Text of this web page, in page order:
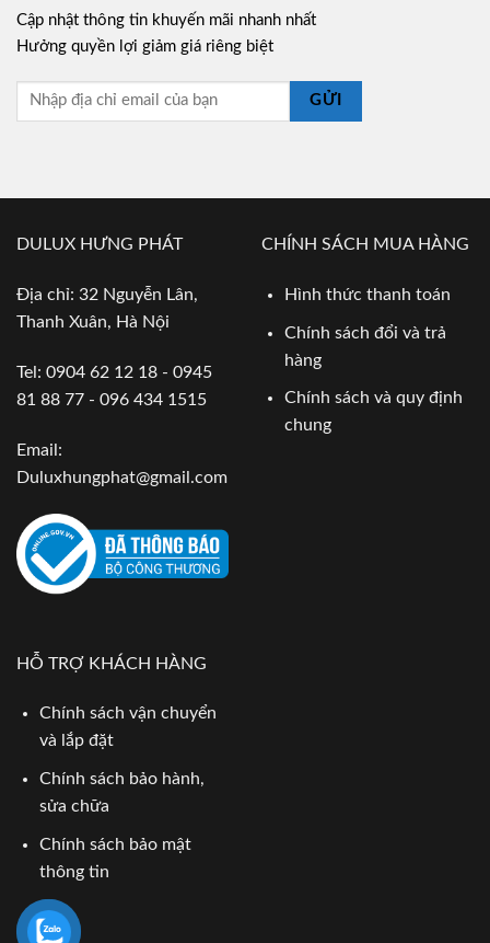
Cập nhật thông tin khuyến mãi nhanh nhất
Hưởng quyền lợi giảm giá riêng biệt
GỬI
DULUX HƯNG PHÁT
Địa chỉ: 32 Nguyễn Lân,
Thanh Xuân, Hà Nội
Tel: 0904 62 12 18 - 0945
81 88 77 - 096 434 1515
Email:
Duluxhungphat@gmail.com
CHÍNH SÁCH MUA HÀNG
Hình thức thanh toán
Chính sách đổi và trả
hàng
Chính sách và quy định
chung
HỖ TRỢ KHÁCH HÀNG
Chính sách vận chuyển
và lắp đặt
Chính sách bảo hành,
sửa chữa
Chính sách bảo mật
thông tin